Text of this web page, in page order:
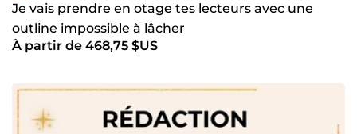
Je vais prendre en otage tes lecteurs avec une
outline impossible à lâcher
À partir de 468,75 $US